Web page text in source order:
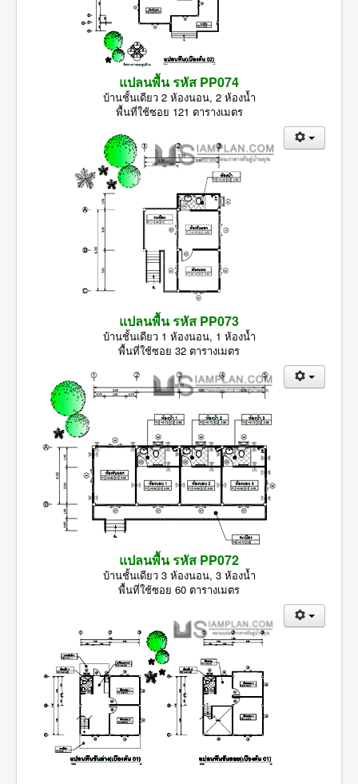
แปลนพื้น รหัส PP074
บ้านชั้นเดียว 2 ห้องนอน, 2 ห้องน้ำ
พื้นที่ใช้ซอย 121 ตารางเมตร
แปลนพื้น รหัส PP073
บ้านชั้นเดียว 1 ห้องนอน, 1 ห้องน้ำ
พื้นที่ใช้ซอย 32 ตารางเมตร
แปลนพื้น รหัส PP072
บ้านชั้นเดียว 3 ห้องนอน, 3 ห้องน้ำ
พื้นที่ใช้ซอย 60 ตารางเมตร